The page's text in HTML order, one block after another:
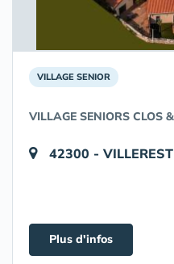
VILLAGE SENIOR
VILLAGE SENIORS CLOS
42300 - VILLEREST
Plus d'infos